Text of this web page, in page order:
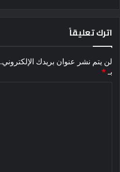
اترك تعليقاً
لن يتم نشر عنوان بريدك الإلكتروني.
بـ*